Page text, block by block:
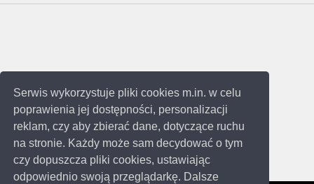
Serwis wykorzystuje pliki cookies m.in. w celu
poprawienia jej dostępności, personalizacji
reklam, czy aby zbierać dane, dotyczące ruchu
na stronie. Każdy może sam decydować o tym
czy dopuszcza pliki cookies, ustawiając
odpowiednio swoją przeglądarkę. Dalsze